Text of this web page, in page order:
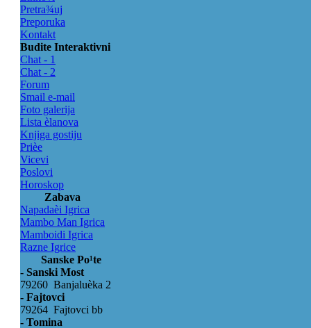
Pretra¾uj
Preporuka
Kontakt
Budite Interaktivni
Chat - 1
Chat - 2
Forum
Smail e-mail
Foto galerija
Lista èlanova
Knjiga gostiju
Prièe
Vicevi
Poslovi
Horoskop
Zabava
Napadaèi Igrica
Mambo Man Igrica
Mamboidi Igrica
Razne Igrice
Sanske Po¹te
- Sanski Most
79260 Banjaluèka 2
- Fajtovci
79264 Fajtovci bb
- Tomina